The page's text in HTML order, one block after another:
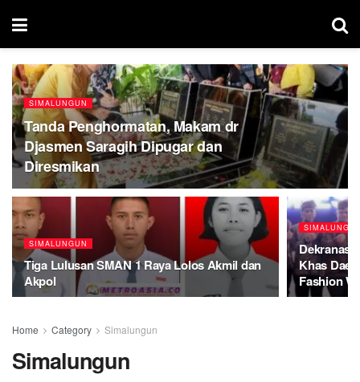
SIMALUNGUN
Tanda Penghormatan, Makam dr
Djasmen Saragih Dipugar dan
Diresmikan
SIMALUNGUN
Tiga Lulusan SMAN 1 Raya Lolos Akmil dan
Akpol
Khas
Fashion
Home Category Simalungun
Simalungun